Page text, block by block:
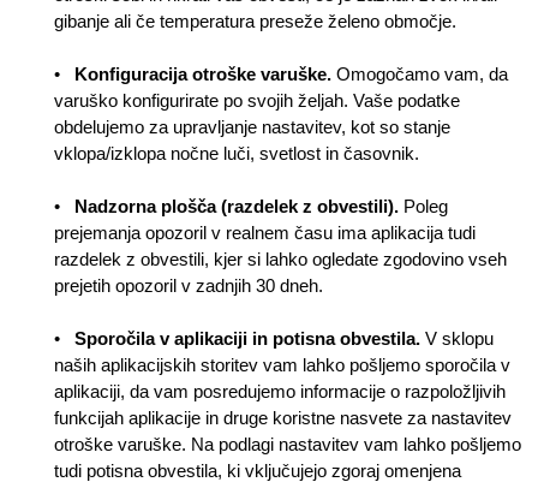
gibanje ali če temperatura preseže želeno območje.
• Konfiguracija otroške varuške. Omogočamo vam, da
varuško konfigurirate po svojih željah. Vaše podatke
obdelujemo za upravljanje nastavitev, kot so stanje
vklopa/izklopa nočne luči, svetlost in časovnik.
• Nadzorna plošča (razdelek z obvestili). Poleg
prejemanja opozoril v realnem času ima aplikacija tudi
razdelek z obvestili, kjer si lahko ogledate zgodovino vseh
prejetih opozoril v zadnjih 30 dneh.
•Sporočila v aplikaciji in potisna obvestila. V sklopu
naših aplikacijskih storitev vam lahko pošljemo sporočila v
aplikaciji, da vam posredujemo informacije o razpoložljivih
funkcijah aplikacije in druge koristne nasvete za nastavitev
otroške varuške. Na podlagi nastavitev vam lahko pošljemo
tudi potisna obvestila, ki vključujejo zgoraj omenjena